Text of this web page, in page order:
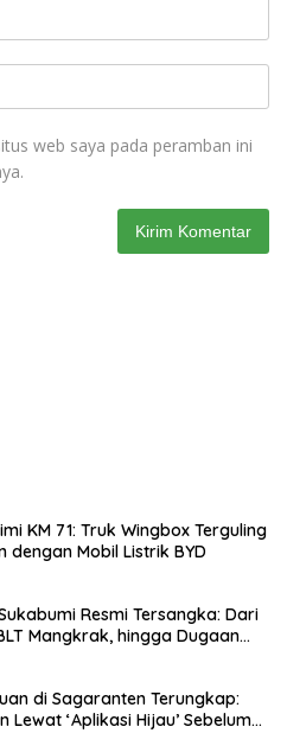
web saya pada peramban ini
KM 71: Truk Wingbox Terguling
dengan Mobil Listrik BYD
Resmi Tersangka: Dari
Mangkrak, hingga Dugaan
di Sagaranten Terungkap:
Lewat ‘Aplikasi Hijau’ Sebelum